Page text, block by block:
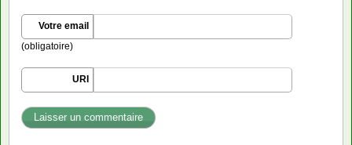
Votre email
(obligatoire)
URI